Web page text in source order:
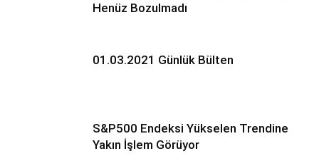
Henüz Bozulmadı
01.03.2021 Günlük Bülten
S&P500 Endeksi Yükselen Trendine
Yakın İşlem Görüyor